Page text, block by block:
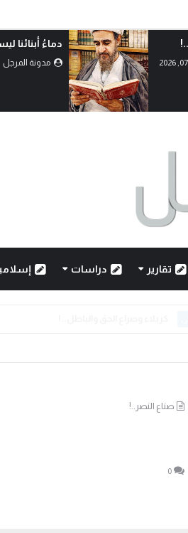
بين حكمة
كيف تُدار
لا بغيرة ا...
تقارير دراسات
صناع النصر..!
0